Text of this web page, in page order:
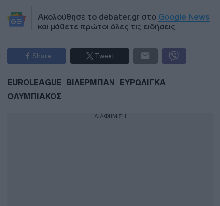
Ακολούθησε το debater.gr στο Google News
και μάθετε πρώτοι όλες τις ειδήσεις
Share Tweet
EUROLEAGUE ΒΙΛΕΡΜΠΑΝ
ΕΥΡΩΛΙΓΚΑ
ΟΛΥΜΠΙΑΚΟΣ
ΔΙΑΦΗΜΙΣΗ